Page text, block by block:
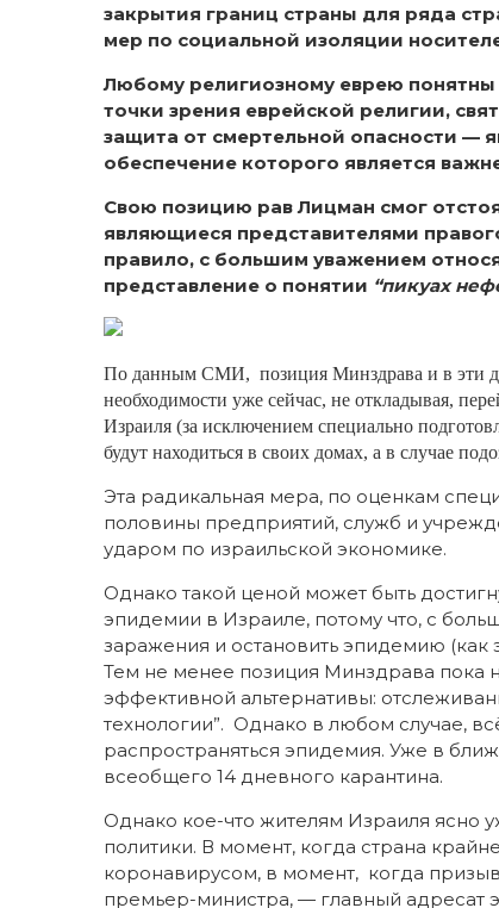
закрытия границ страны для ряда
мер по социальной изоляции
Любому религиозному еврею
точки зрения еврейской религии,
защита от смертельной опасности
обеспечение которого является
Свою позицию рав Лицман смог
являющиеся представителями
правило, с большим уважением
представление о понятии “пикуах
По данным СМИ, позиция Минздрава и в эти
необходимости уже сейчас, не откладывая,
Израиля (за исключением специально
будут находиться в своих домах, а в случае
Эта радикальная мера, по оценкам
половины предприятий, служб и
ударом по израильской экономике.
Однако такой ценой может быть
эпидемии в Израиле, потому что, с
заражения и остановить эпидемию (как
Тем не менее позиция Минздрава пока
эффективной альтернативы:
технологии”. Однако в любом случае,
распространяться эпидемия. Уже в
всеобщего 14 дневного карантина.
Однако кое-что жителям Израиля ясно
политики. В момент, когда страна
коронавирусом, в момент, когда
премьер-министра, — главный адресат